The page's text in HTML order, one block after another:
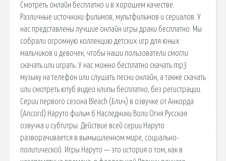
Смотреть онлайн бесплатно и в хорошем качестве.
Различные источники фильмов, мультфильмов и сериалов. У
нас представлены лучшие онлайн игры драки бесплатно. Мы
собрали огромную коллекцию детских игр для юных
мальчиков и девочек, чтобы наши пользователи смогли
скачать или играть. У нас можно бесплатно скачать mp3
музыку на телефон или слушать песни онлайн, а также скачать
или смотреть ютуб видео клипы бесплатно, без регистрации.
Серии первого сезона Bleach (Блич) в озвучке от Анкорда
(Ancord) Наруто фильм 6 Наследники Воли Огня Русская
озвучка и субтитры. Действие всей серии Наруто
разворачивается в вымышленном мире, социально-
политической. Игры Наруто — это история о том, как в